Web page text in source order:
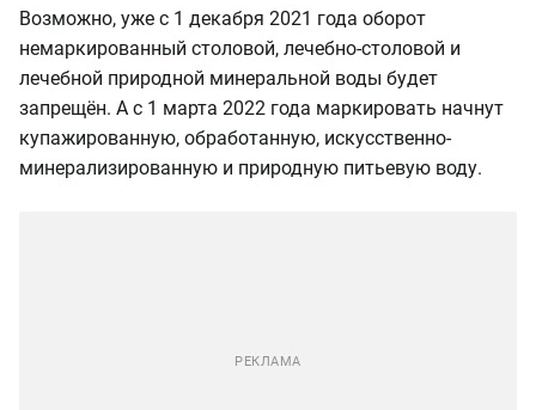
Возможно, уже с 1 декабря 2021 года оборот
немаркированный столовой, лечебно-столовой и
лечебной природной минеральной воды будет
запрещён. А с 1 марта 2022 года маркировать начнут
купажированную, обработанную, искусственно-
минерализированную и природную питьевую воду.